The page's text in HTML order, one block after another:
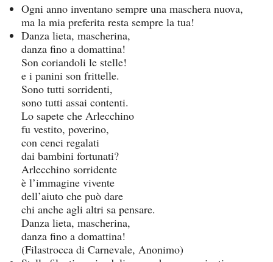
Ogni anno inventano sempre una maschera nuova,
ma la mia preferita resta sempre la tua!
Danza lieta, mascherina,
danza fino a domattina!
Son coriandoli le stelle!
e i panini son frittelle.
Sono tutti sorridenti,
sono tutti assai contenti.
Lo sapete che Arlecchino
fu vestito, poverino,
con cenci regalati
dai bambini fortunati?
Arlecchino sorridente
è l’immagine vivente
dell’aiuto che può dare
chi anche agli altri sa pensare.
Danza lieta, mascherina,
danza fino a domattina!
(Filastrocca di Carnevale, Anonimo)